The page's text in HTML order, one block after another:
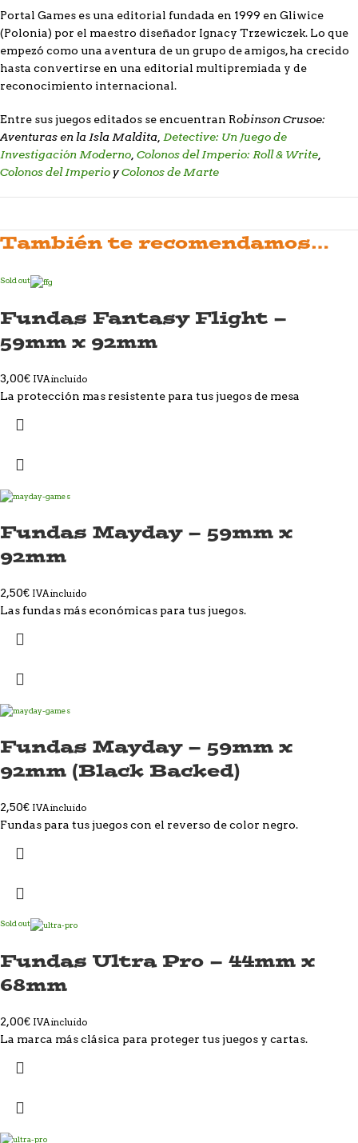
Portal Games es una editorial fundada en 1999 en Gliwice
(Polonia) por el maestro diseñador Ignacy Trzewiczek. Lo que
empezó como una aventura de un grupo de amigos, ha crecido
hasta convertirse en una editorial multipremiada y de
reconocimiento internacional.
Entre sus juegos editados se encuentran Robinson Crusoe:
Aventuras en la Isla Maldita, Detective: Un Juego de
Investigación Moderno, Colonos del Imperio: Roll & Write,
Colonos del ImperioyColonos de Marte
También te recomendamos…
Sold out
Fundas Fantasy Flight –
59mm x 92mm
3,00€ IVA incluido
La protección mas resistente para tus juegos de mesa
Fundas Mayday – 59mm x
92mm
2,50€ IVA incluido
Las fundas más económicas para tus juegos.
Fundas Mayday – 59mm x
92mm (Black Backed)
2,50€ IVA incluido
Fundas para tus juegos con el reverso de color negro.
Sold out
Fundas Ultra Pro – 44mm x
68mm
2,00€ IVA incluido
La marca más clásica para proteger tus juegos y cartas.